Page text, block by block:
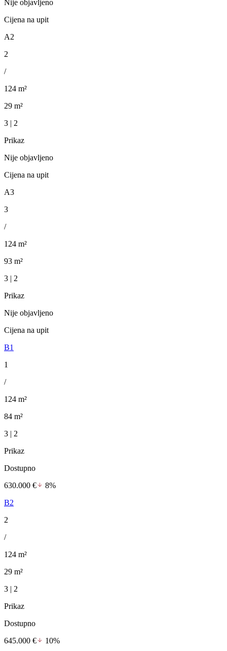
Nije objavljeno
Cijena na upit
A2
2
/
124 m²
29 m²
3 | 2
Prikaz
Nije objavljeno
Cijena na upit
A3
3
/
124 m²
93 m²
3 | 2
Prikaz
Nije objavljeno
Cijena na upit
B1
1
/
124 m²
84 m²
3 | 2
Prikaz
Dostupno
630.000 €
8%
B2
2
/
124 m²
29 m²
3 | 2
Prikaz
Dostupno
645.000 €
10%